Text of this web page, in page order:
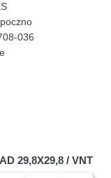
036
29,8X29,8 / VNT